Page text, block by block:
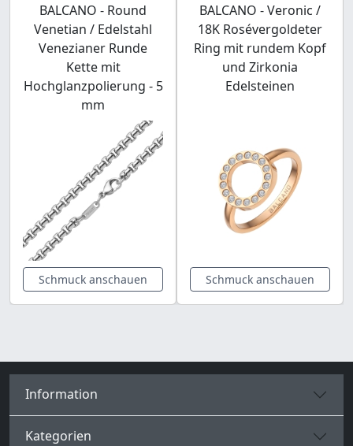
BALCANO - Round
Venetian / Edelstahl
Venezianer Runde
Kette mit
Hochglanzpolierung - 5
mm
Schmuck anschauen
BALCANO - Veronic /
18K Rosévergoldeter
Ring mit rundem Kopf
und Zirkonia
Edelsteinen
Schmuck anschauen
Information
Kategorien